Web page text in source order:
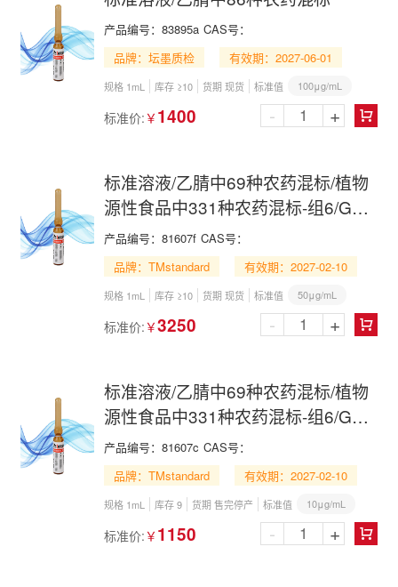
产品编号： 83895a CAS号：
品牌：坛墨质检
有效期：2027-06-01
规格 1mL 库存 ≥10 货期 现货 标准值 100μg/mL
标准价: ￥ 1400 
- +
标准溶液/乙腈中69种农药混标/植物
源性食品中331种农药混标-组6/GB
23200.121-2021/69 Pesticide Mix in
Acetonitrile
产品编号： 81607f CAS号：
品牌：TMstandard
有效期：2027-02-10
规格 1mL 库存 ≥10 货期 现货 标准值 50μg/mL
标准价: ￥3250 
- +
标准溶液/乙腈中69种农药混标/植物
源性食品中331种农药混标-组6/GB
23200.121-2021/69 Pesticide Mix in
Acetonitrile
产品编号： 81607c CAS号：
品牌：TMstandard
有效期：2027-02-10
规格 1mL 库存 9 货期 售完停产 标准值 10μg/mL
标准价: ￥ 1150 
- +